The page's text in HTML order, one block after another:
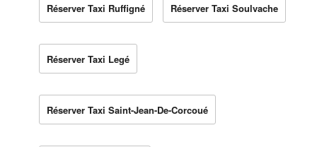
Réserver Taxi Ruffigné Réserver Taxi Soulvache
Réserver Taxi Legé
Réserver Taxi Saint-Jean-De-Corcoué